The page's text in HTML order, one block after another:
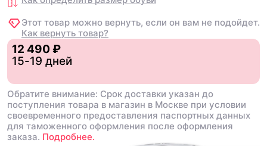
Этот товар можно вернуть, если он вам не подойдет.
Как вернуть товар?
12 490 ₽
15-19 дней
Обратите внимание: Срок доставки указан до
поступления товара в магазин в Москве при условии
своевременного предоставления паспортных данных
для таможенного оформления после оформления
заказа. Подробнее.